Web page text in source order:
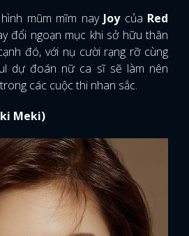
mũm mĩm nay Joy của Red
đổi ngoạn mục khi sở hữu thân
đó, với nụ cười rạng rỡ cùng
dự đoán nữ ca sĩ sẽ làm nên
các cuộc thi nhan sắc.
Meki)